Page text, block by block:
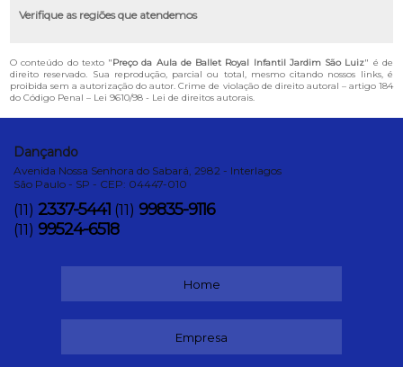
Verifique as regiões que atendemos
O conteúdo do texto "Preço da Aula de Ballet Royal Infantil Jardim São Luiz" é de
direito reservado. Sua reprodução, parcial ou total, mesmo citando nossos links, é
proibida sem a autorização do autor. Crime de violação de direito autoral – artigo 184
do Código Penal – Lei 9610/98 - Lei de direitos autorais.
Dançando
Avenida Nossa Senhora do Sabará, 2982 - Interlagos
São Paulo - SP - CEP: 04447-010
(11) 2337-5441 (11) 99835-9116
(11) 99524-6518
Home
Empresa